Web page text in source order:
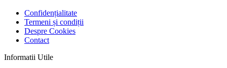
Confidențialitate
Termeni și condiții
Despre Cookies
Contact
Informatii Utile